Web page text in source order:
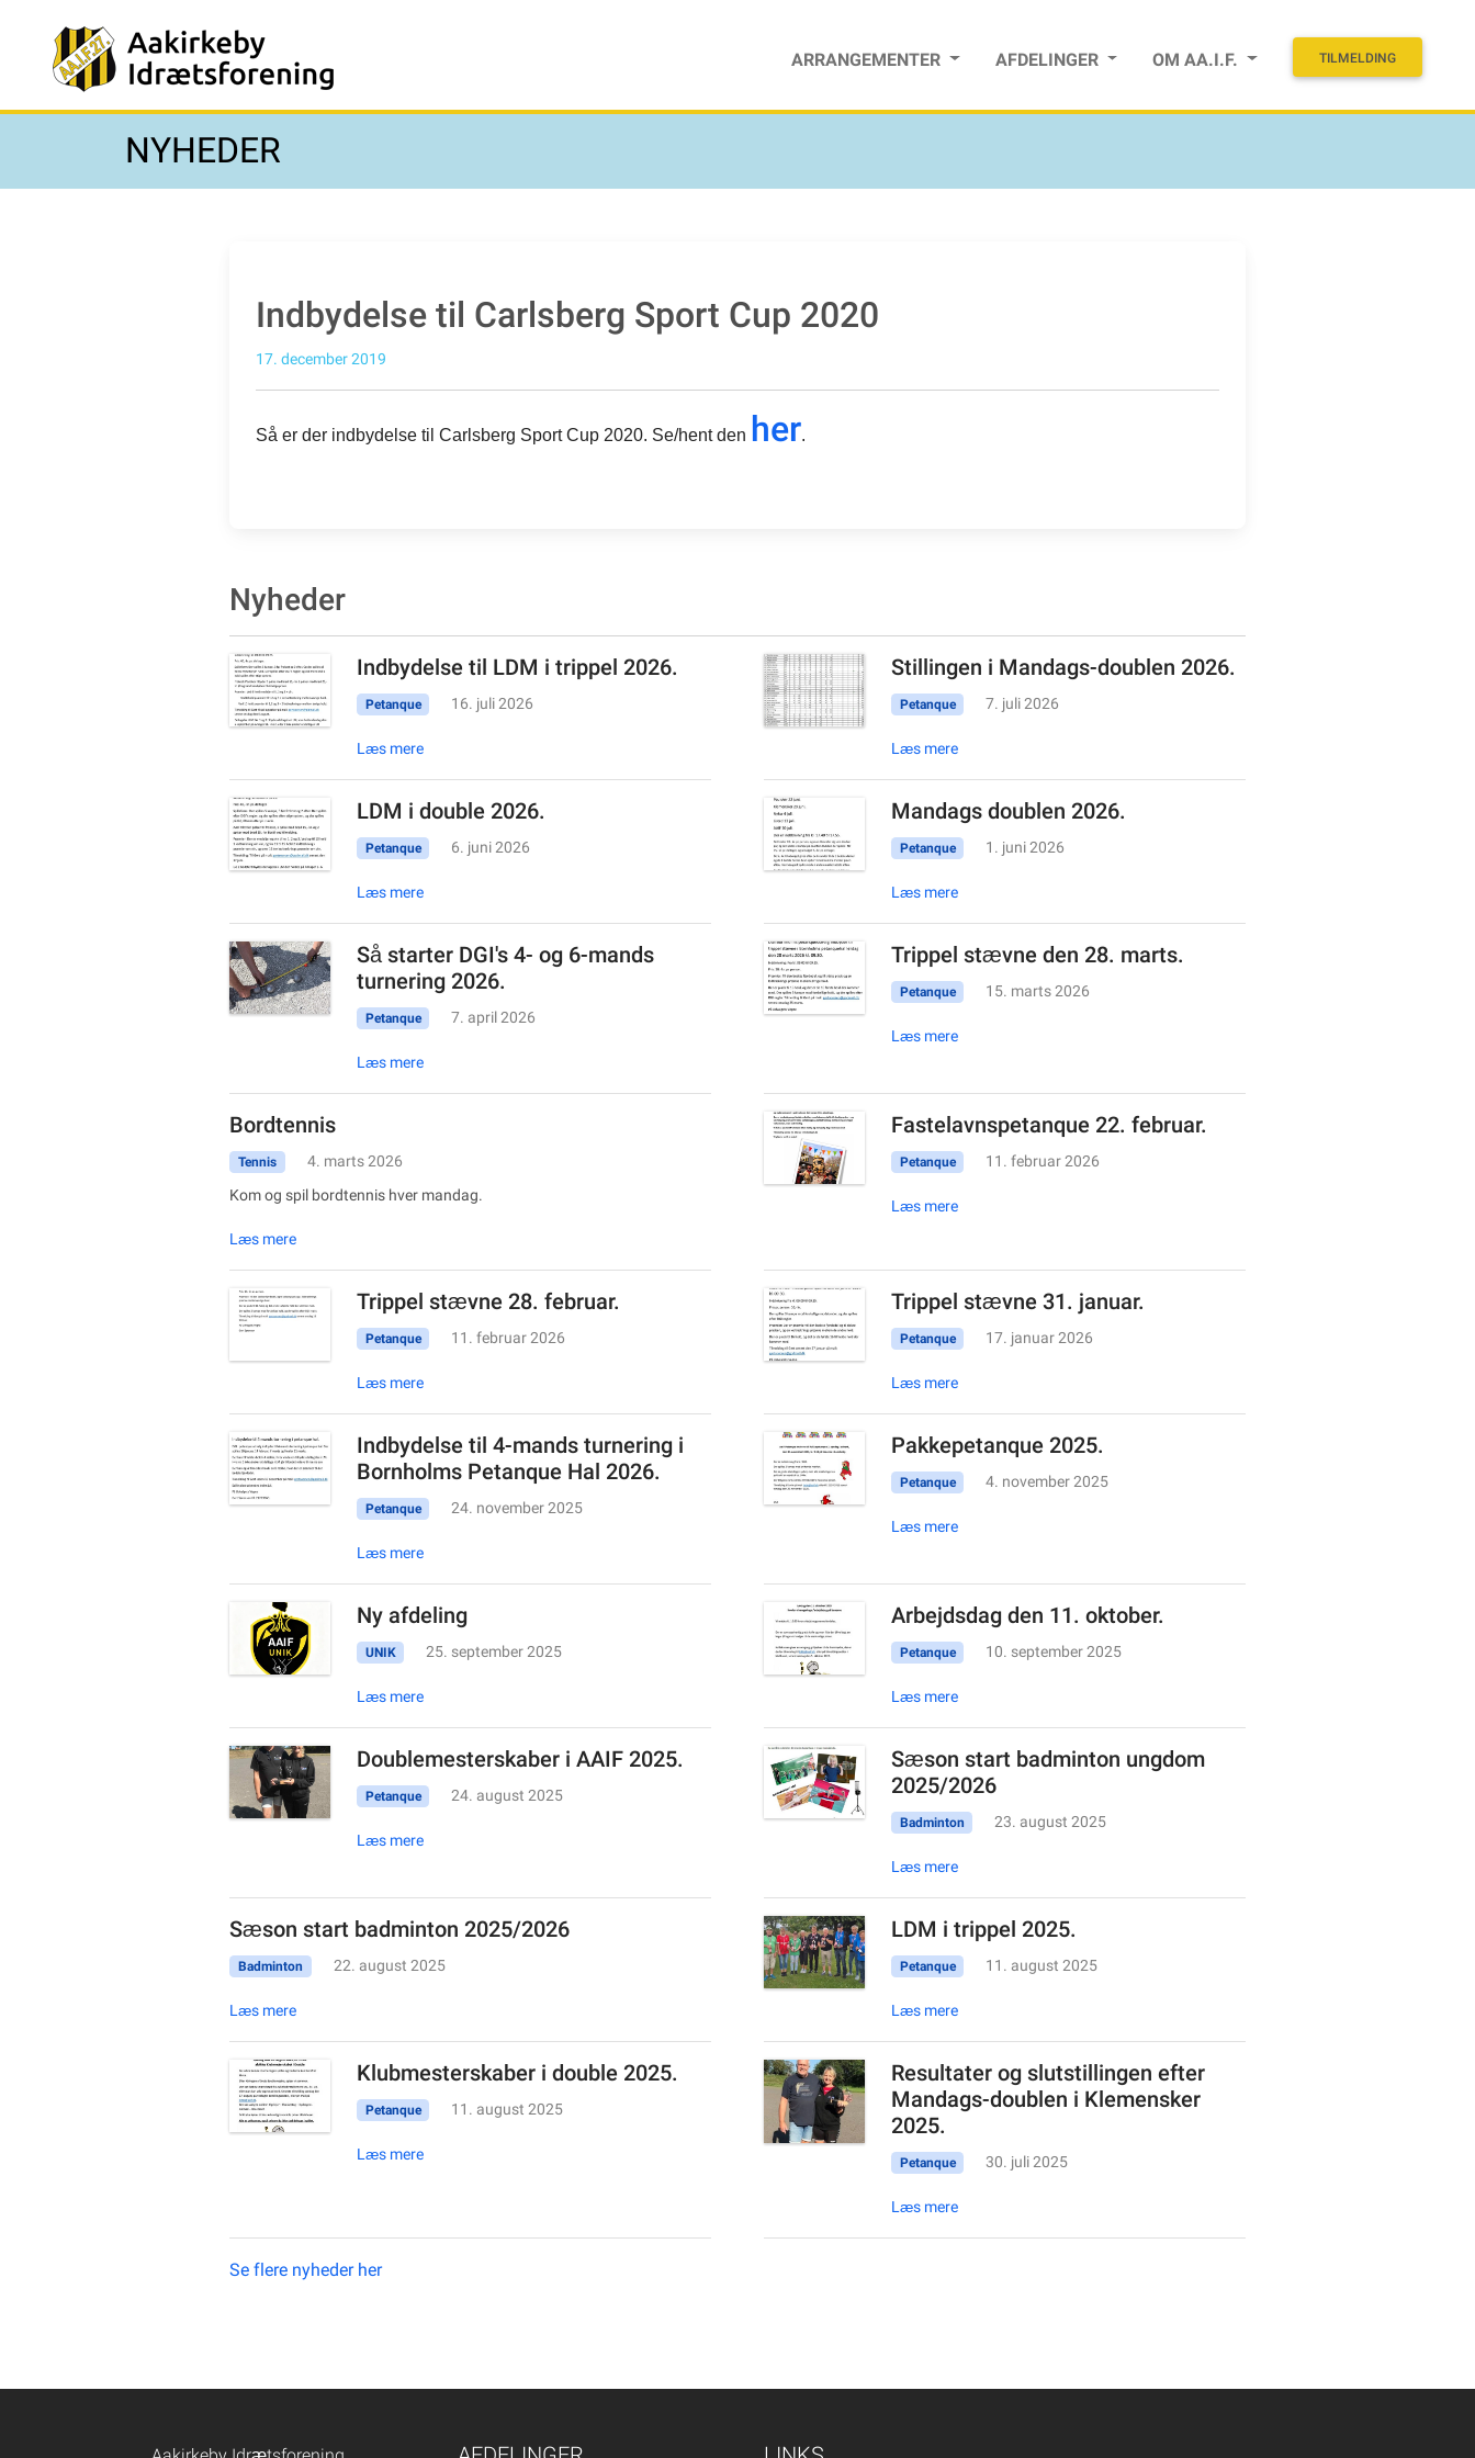
ARRANGEMENTER AFDELINGER OM AA.I.F. TILMELDING
NYHEDER
Indbydelse til Carlsberg Sport Cup 2020
17. december 2019
Så er der indbydelse til Carlsberg Sport Cup 2020. Se/hent den her.
Nyheder
Indbydelse til LDM i trippel 2026.
Petanque 16. juli 2026
Læs mere
Stillingen i Mandags-doublen 2026.
Petanque 7. juli 2026
Læs mere
LDM i double 2026.
Petanque 6. juni 2026
Læs mere
Mandags doublen 2026.
Petanque 1. juni 2026
Læs mere
Så starter DGI's 4- og 6-mands
turnering 2026.
Petanque 7. april 2026
Læs mere
Trippel stævne den 28. marts.
Petanque 15. marts 2026
Læs mere
Bordtennis
Tennis
4. marts 2026
Kom og spil bordtennis hver mandag.
Læs mere
Fastelavnspetanque 22. februar.
Petanque 11. februar 2026
Læs mere
Trippel stævne 28. februar.
Petanque 11. februar 2026
Læs mere
Trippel stævne 31. januar.
Petanque 17. januar 2026
Læs mere
Indbydelse til 4-mands turnering i
Bornholms Petanque Hal 2026.
Petanque 24. november 2025
Læs mere
Pakkepetanque 2025.
Petanque 4. november 2025
Læs mere
Ny afdeling
UNIK 25. september 2025
Læs mere
Arbejdsdag den 11. oktober.
Petanque 10. september 2025
Læs mere
Doublemesterskaber i AAIF 2025.
Petanque 24. august 2025
Læs mere
Sæson start badminton ungdom
2025/2026
Badminton 23. august 2025
Læs mere
Sæson start badminton 2025/2026
Badminton 22. august 2025
Læs mere
LDM i trippel 2025.
Petanque 11. august 2025
Læs mere
Klubmesterskaber i double 2025.
Petanque 11. august 2025
Læs mere
Resultater og slutstillingen efter
Mandags-doublen i Klemensker
2025.
Petanque 30. juli 2025
Læs mere
Se flere nyheder her